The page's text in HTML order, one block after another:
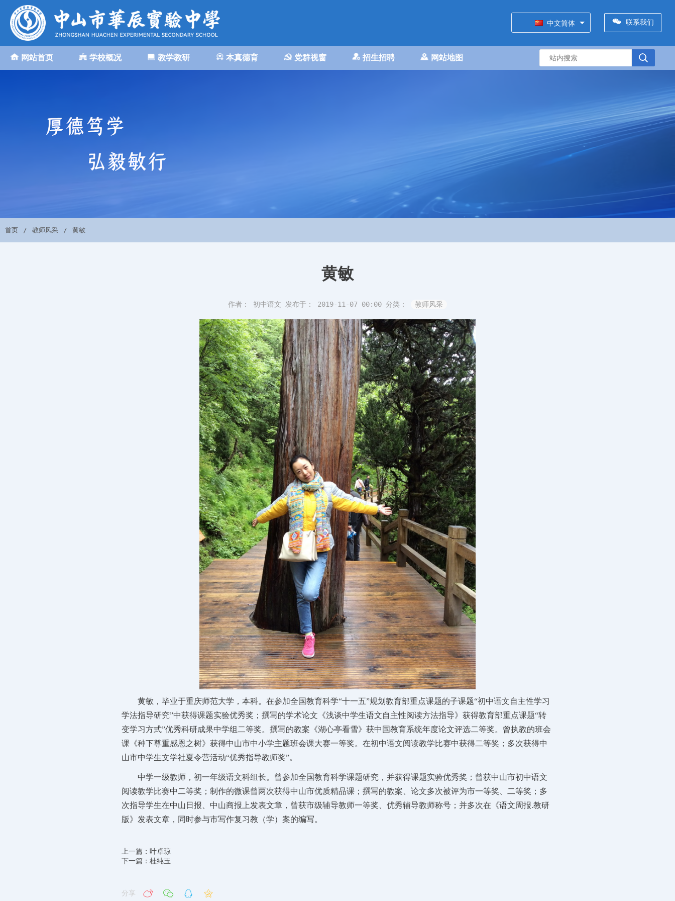
中文简体 联系我们
网站首页 学校概况 教学教研 本真德育 党群视窗 招生招聘 网站地图
首页 教师风采 黄敏
黄敏
作者： 初中语文 发布于： 2019-11-07 00:00 分类： 教师风采
黄敏，毕业于重庆师范大学，本科。在参加全国教育科学“十一五”规划教育部重点课题的子课题“初中语文自主性学习
学法指导研究”中获得课题实验优秀奖；撰写的学术论文《浅谈中学生语文自主性阅读方法指导》获得教育部重点课题“转
变学习方式”优秀科研成果中学组二等奖。撰写的教案《湖心亭看雪》获中国教育系统年度论文评选二等奖。曾执教的班会
课《种下尊重感恩之树》获得中山市中小学主题班会课大赛一等奖。在初中语文阅读教学比赛中获得二等奖；多次获得中
山市中学生文学社夏令营活动“优秀指导教师奖”。
中学一级教师，初一年级语文科组长。曾参加全国教育科学课题研究，并获得课题实验优秀奖；曾获中山市初中语文
阅读教学比赛中二等奖；制作的微课曾两次获得中山市优质精品课；撰写的教案、论文多次被评为市一等奖、二等奖；多
次指导学生在中山日报、中山商报上发表文章，曾获市级辅导教师一等奖、优秀辅导教师称号；并多次在《语文周报.教研
版》发表文章，同时参与市写作复习教（学）案的编写。
上一篇：叶卓琼
下一篇：桂纯玉
分享